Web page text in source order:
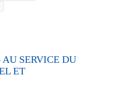
AU SERVICE DU
ET